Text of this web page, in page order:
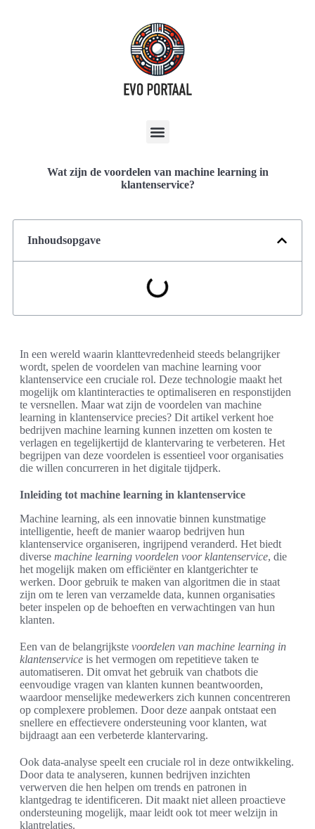
Wat zijn de voordelen van machine learning in
klantenservice?
Inhoudsopgave
In een wereld waarin klanttevredenheid steeds belangrijker
wordt, spelen de voordelen van machine learning voor
klantenservice een cruciale rol. Deze technologie maakt het
mogelijk om klantinteracties te optimaliseren en responstijden
te versnellen. Maar wat zijn de voordelen van machine
learning in klantenservice precies? Dit artikel verkent hoe
bedrijven machine learning kunnen inzetten om kosten te
verlagen en tegelijkertijd de klantervaring te verbeteren. Het
begrijpen van deze voordelen is essentieel voor organisaties
die willen concurreren in het digitale tijdperk.
Inleiding tot machine learning in klantenservice
Machine learning, als een innovatie binnen kunstmatige
intelligentie, heeft de manier waarop bedrijven hun
klantenservice organiseren, ingrijpend veranderd. Het biedt
diverse machine learning voordelen voor klantenservice, die
het mogelijk maken om efficiënter en klantgerichter te
werken. Door gebruik te maken van algoritmen die in staat
zijn om te leren van verzamelde data, kunnen organisaties
beter inspelen op de behoeften en verwachtingen van hun
klanten.
Een van de belangrijkste voordelen van machine learning in
klantenservice is het vermogen om repetitieve taken te
automatiseren. Dit omvat het gebruik van chatbots die
eenvoudige vragen van klanten kunnen beantwoorden,
waardoor menselijke medewerkers zich kunnen concentreren
op complexere problemen. Door deze aanpak ontstaat een
snellere en effectievere ondersteuning voor klanten, wat
bijdraagt aan een verbeterde klantervaring.
Ook data-analyse speelt een cruciale rol in deze ontwikkeling.
Door data te analyseren, kunnen bedrijven inzichten
verwerven die hen helpen om trends en patronen in
klantgedrag te identificeren. Dit maakt niet alleen proactieve
ondersteuning mogelijk, maar leidt ook tot meer welzijn in
klantrelaties.